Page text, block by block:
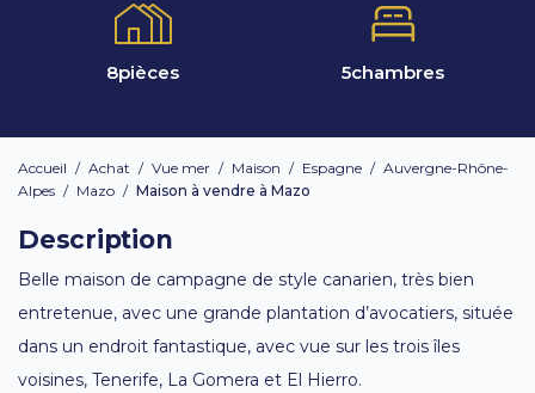
8pièces 5chambres
Accueil / Achat / Vue mer / Maison / Espagne / Auvergne-Rhône-
Alpes / Mazo / Maison à vendre à Mazo
Description
Belle maison de campagne de style canarien, très bien
entretenue, avec une grande plantation d’avocatiers, située
dans un endroit fantastique, avec vue sur les trois îles
voisines, Tenerife, La Gomera et El Hierro.